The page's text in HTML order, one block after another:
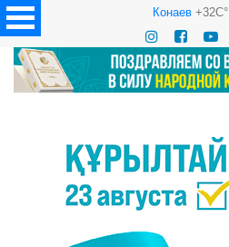
Конаев+32C°